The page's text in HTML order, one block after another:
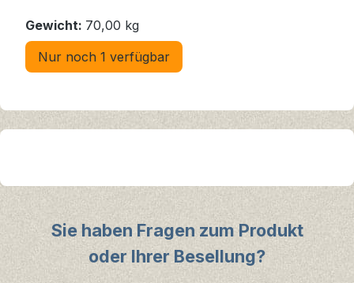
Gewicht: 70,00 kg
Nur noch 1 verfügbar
Sie haben Fragen zum Produkt
oder Ihrer Besellung?